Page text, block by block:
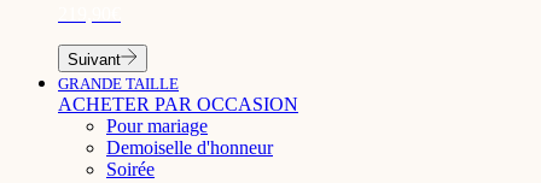
Suivant
GRANDE TAILLE
ACHETER PAR OCCASION
Pour mariage
Demoiselle d'honneur
Soirée